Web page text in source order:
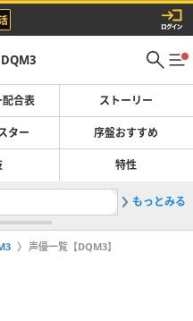
配合表 ストーリー
ター 序盤おすすめ
特性
2モンス
もっとみる
声優一覧【DQM3】